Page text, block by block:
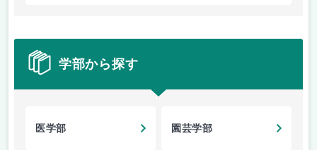
学部から探す
医学部 園芸学部